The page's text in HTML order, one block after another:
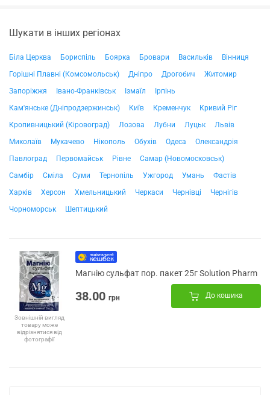
Шукати в інших регіонах
Біла Церква Бориспіль Боярка Бровари Васильків
Вінниця
Горішні Плавні (Комсомольськ)
Дніпро Дрогобич
Житомир
Запоріжжя
Івано-Франківськ Ізмаїл
Ірпінь
Кам'янське (Дніпродзержинськ)
Київ Кременчук
Кривий Ріг
Кропивницький (Кіровоград)
Лозова Лубни Луцьк
Львів
Миколаїв
Мукачево Нікополь Обухів Одеса
Олександрія
Павлоград
Первомайськ Рівне
Самар (Новомосковськ)
Самбір
Сміла Суми Тернопіль Ужгород Умань
Фастів
Харків
Херсон Хмельницький Черкаси Чернівці
Чернігів
Чорноморськ
Шептицький
Зовнішній вигляд
товару може
відрізнятися від
фотографії
Магнію сульфат пор. пакет 25г Solution Pharm
38.00 грн До кошика